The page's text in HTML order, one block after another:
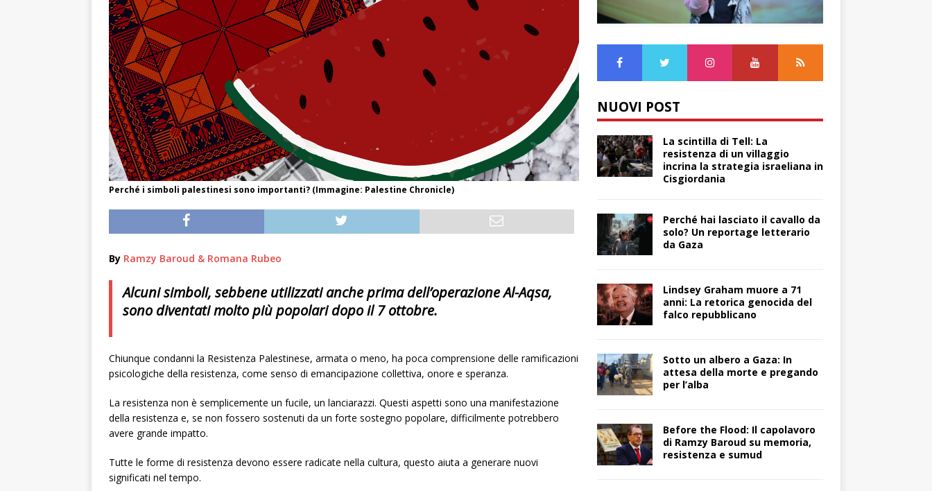
Perché i simboli palestinesi sono importanti? (Immagine: Palestine Chronicle)
By Ramzy Baroud & Romana Rubeo
Alcuni simboli, sebbene utilizzati anche prima dell’operazione Al-Aqsa,
sono diventati molto più popolari dopo il 7 ottobre.
Chiunque condanni la Resistenza Palestinese, armata o meno, ha poca comprensione delle ramificazioni
psicologiche della resistenza, come senso di emancipazione collettiva, onore e speranza.
La resistenza non è semplicemente un fucile, un lanciarazzi. Questi aspetti sono una manifestazione
della resistenza e, se non fossero sostenuti da un forte sostegno popolare, difficilmente potrebbero
avere grande impatto.
Tutte le forme di resistenza devono essere radicate nella cultura, questo aiuta a generare nuovi
significati nel tempo.
NUOVI POST
La scintilla di Tell: La
resistenza di un villaggio
incrina la strategia israeliana in
Cisgiordania
Perché hai lasciato il cavallo da
solo? Un reportage letterario
da Gaza
Lindsey Graham muore a 71
anni: La retorica genocida del
falco repubblicano
Sotto un albero a Gaza: In
attesa della morte e pregando
per l’alba
Before the Flood: Il capolavoro
di Ramzy Baroud su memoria,
resistenza e sumud